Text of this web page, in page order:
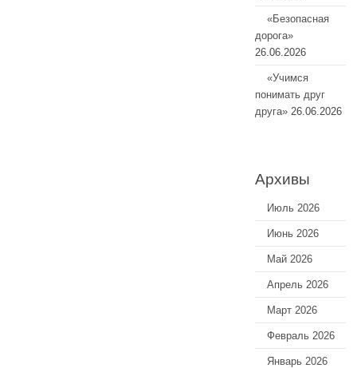
«Безопасная
дорога»
26.06.2026
«Учимся
понимать друг
друга» 26.06.2026
Архивы
Июль 2026
Июнь 2026
Май 2026
Апрель 2026
Март 2026
Февраль 2026
Январь 2026